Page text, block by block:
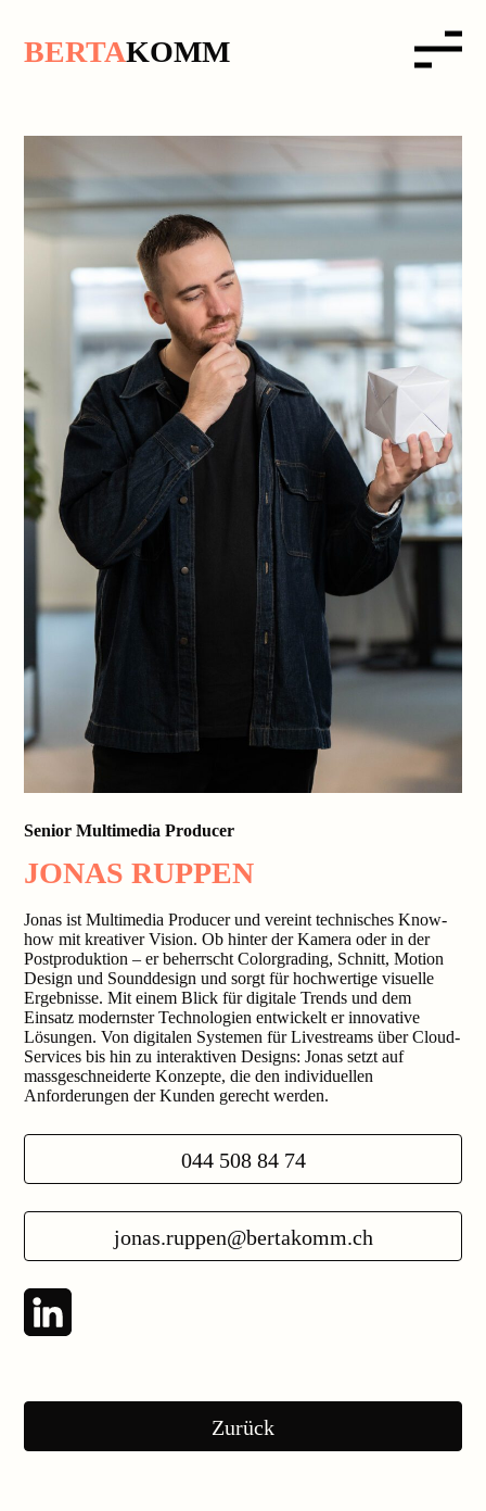
BERTAKOMM
Senior Multimedia Producer
JONAS RUPPEN
Jonas ist Multimedia Producer und vereint technisches Know-
how mit kreativer Vision. Ob hinter der Kamera oder in der
Postproduktion – er beherrscht Colorgrading, Schnitt, Motion
Design und Sounddesign und sorgt für hochwertige visuelle
Ergebnisse. Mit einem Blick für digitale Trends und dem
Einsatz modernster Technologien entwickelt er innovative
Lösungen. Von digitalen Systemen für Livestreams über Cloud-
Services bis hin zu interaktiven Designs: Jonas setzt auf
massgeschneiderte Konzepte, die den individuellen
Anforderungen der Kunden gerecht werden.
044 508 84 74
jonas.ruppen@bertakomm.ch
Folgen Sie uns auf LinkedIn
Zurück